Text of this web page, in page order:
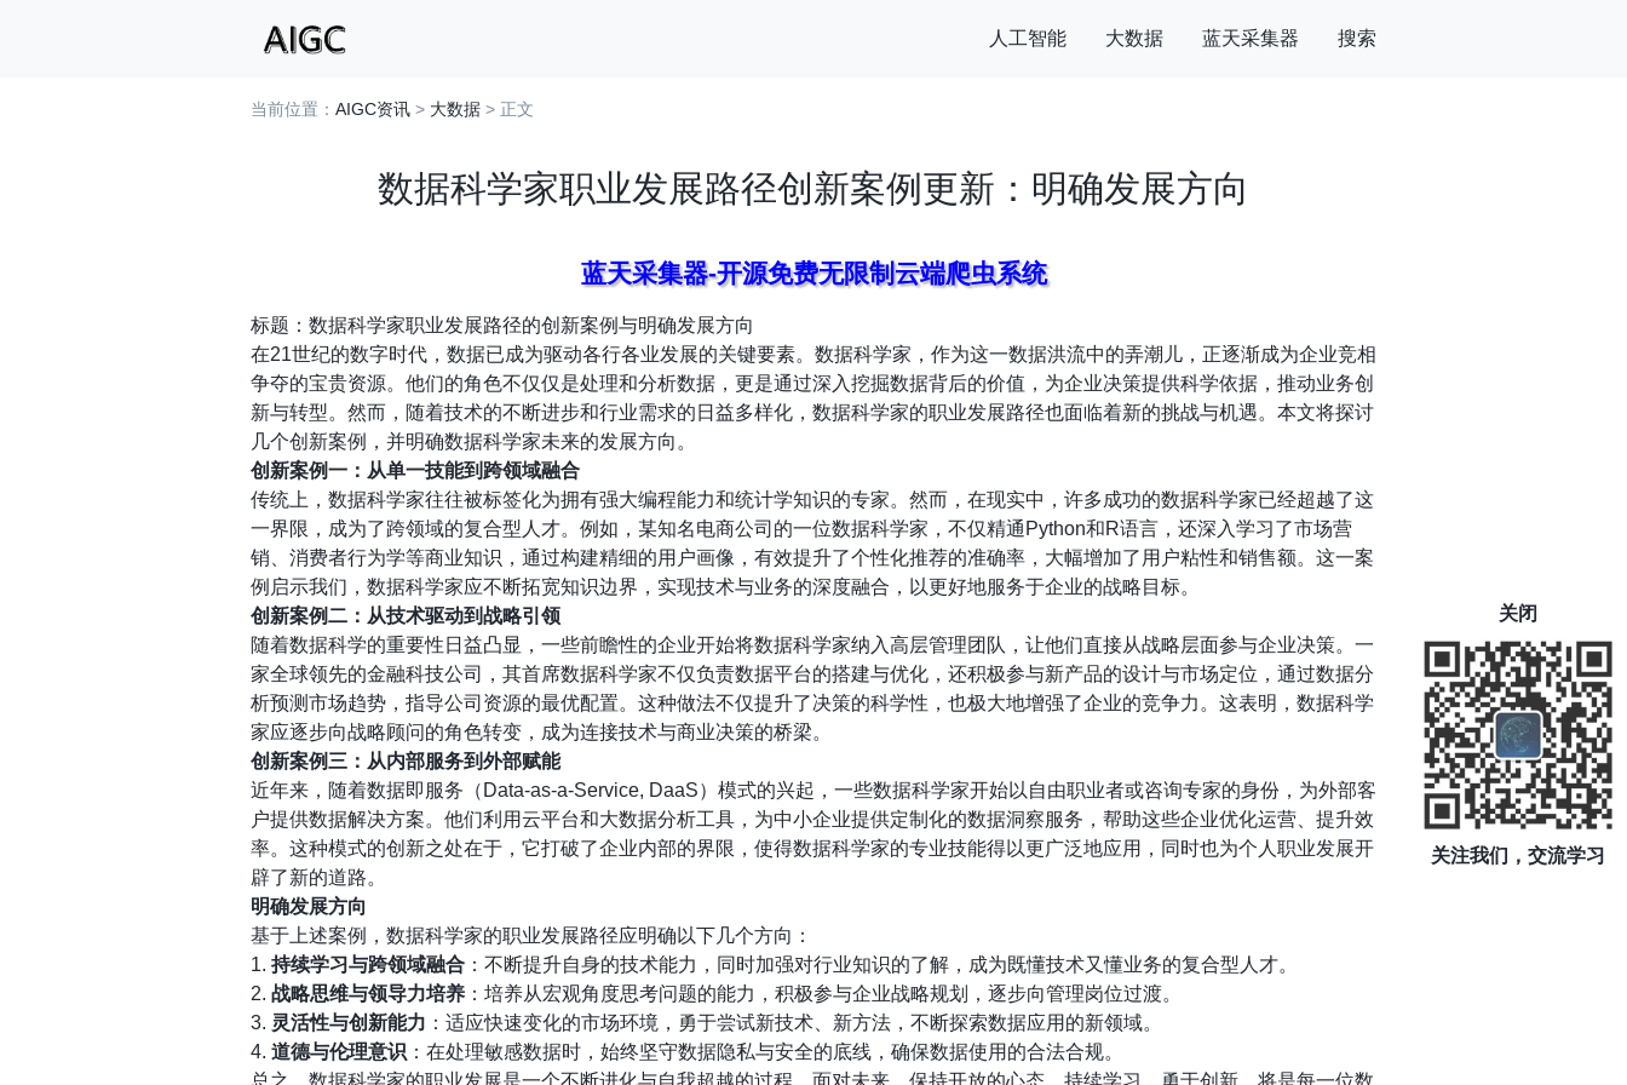
人工智能 大数据 蓝天采集器 搜索
当前位置： AIGC资讯 > 大数据 > 正文
数据科学家职业发展路径创新案例更新：明确发展方向
蓝天采集器-开源免费无限制云端爬虫系统
标题：数据科学家职业发展路径的创新案例与明确发展方向
在21世纪的数字时代，数据已成为驱动各行各业发展的关键要素。数据科学家，作为这一数据洪流中的弄潮儿，正逐渐成为企业竞相
争夺的宝贵资源。他们的角色不仅仅是处理和分析数据，更是通过深入挖掘数据背后的价值，为企业决策提供科学依据，推动业务创
新与转型。然而，随着技术的不断进步和行业需求的日益多样化，数据科学家的职业发展路径也面临着新的挑战与机遇。本文将探讨
几个创新案例，并明确数据科学家未来的发展方向。
创新案例一：从单一技能到跨领域融合
传统上，数据科学家往往被标签化为拥有强大编程能力和统计学知识的专家。然而，在现实中，许多成功的数据科学家已经超越了这
一界限，成为了跨领域的复合型人才。例如，某知名电商公司的一位数据科学家，不仅精通Python和R语言，还深入学习了市场营
销、消费者行为学等商业知识，通过构建精细的用户画像，有效提升了个性化推荐的准确率，大幅增加了用户粘性和销售额。这一案
例启示我们，数据科学家应不断拓宽知识边界，实现技术与业务的深度融合，以更好地服务于企业的战略目标。
创新案例二：从技术驱动到战略引领
随着数据科学的重要性日益凸显，一些前瞻性的企业开始将数据科学家纳入高层管理团队，让他们直接从战略层面参与企业决策。一
家全球领先的金融科技公司，其首席数据科学家不仅负责数据平台的搭建与优化，还积极参与新产品的设计与市场定位，通过数据分
析预测市场趋势，指导公司资源的最优配置。这种做法不仅提升了决策的科学性，也极大地增强了企业的竞争力。这表明，数据科学
家应逐步向战略顾问的角色转变，成为连接技术与商业决策的桥梁。
创新案例三：从内部服务到外部赋能
近年来，随着数据即服务（Data-as-a-Service, DaaS）模式的兴起，一些数据科学家开始以自由职业者或咨询专家的身份，为外部客
户提供数据解决方案。他们利用云平台和大数据分析工具，为中小企业提供定制化的数据洞察服务，帮助这些企业优化运营、提升效
率。这种模式的创新之处在于，它打破了企业内部的界限，使得数据科学家的专业技能得以更广泛地应用，同时也为个人职业发展开
辟了新的道路。
明确发展方向
基于上述案例，数据科学家的职业发展路径应明确以下几个方向：
1. 持续学习与跨领域融合 ：不断提升自身的技术能力，同时加强对行业知识的了解，成为既懂技术又懂业务的复合型人才。
2. 战略思维与领导力培养 ：培养从宏观角度思考问题的能力，积极参与企业战略规划，逐步向管理岗位过渡。
3. 灵活性与创新能力 ：适应快速变化的市场环境，勇于尝试新技术、新方法，不断探索数据应用的新领域。
4. 道德与伦理意识 ：在处理敏感数据时，始终坚守数据隐私与安全的底线，确保数据使用的合法合规。
总之，数据科学家的职业发展是一个不断进化与自我超越的过程。面对未来，保持开放的心态，持续学习，勇于创新，将是每一位数
关闭
关注我们，交流学习